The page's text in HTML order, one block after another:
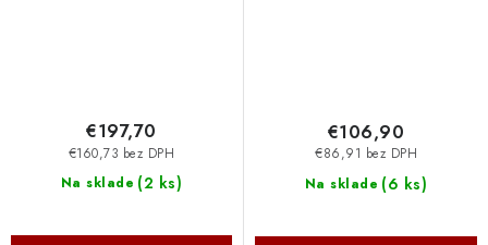
Na sklade (2 ks)
€160,73 bez DPH
€197,70
Na sklade (6 ks)
€86,91 bez DPH
€106,90